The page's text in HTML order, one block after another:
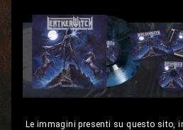
Le immagini presenti su questo sito,